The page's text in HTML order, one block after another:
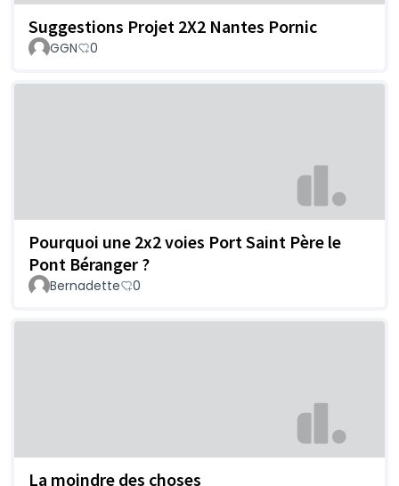
Suggestions Projet 2X2 Nantes Pornic
GGN 0
Pourquoi une 2x2 voies Port Saint Père le
Pont Béranger ?
Bernadette 0
La moindre des choses